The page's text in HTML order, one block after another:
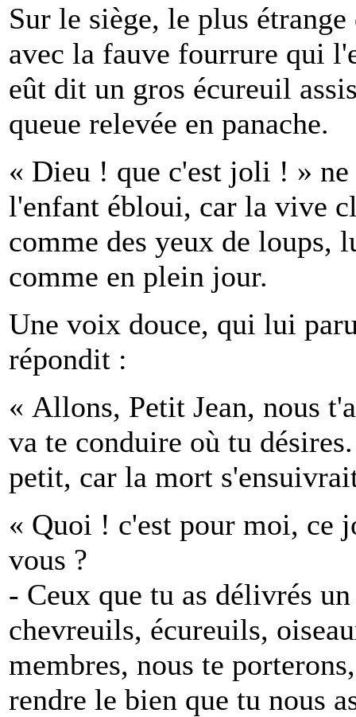
Sur le siège, le plus
avec la fauve fourrure qui
eût dit un gros écureuil
queue relevée en panache.
« Dieu ! que c'est joli ! »
l'enfant ébloui, car la vive
comme des yeux de loups,
comme en plein jour.
Une voix douce, qui lui
répondit :
« Allons, Petit Jean, nous
va te conduire où tu
petit, car la mort
« Quoi ! c'est pour moi, ce
vous ?
- Ceux que tu as délivrés
chevreuils, écureuils,
membres, nous te
rendre le bien que tu nous